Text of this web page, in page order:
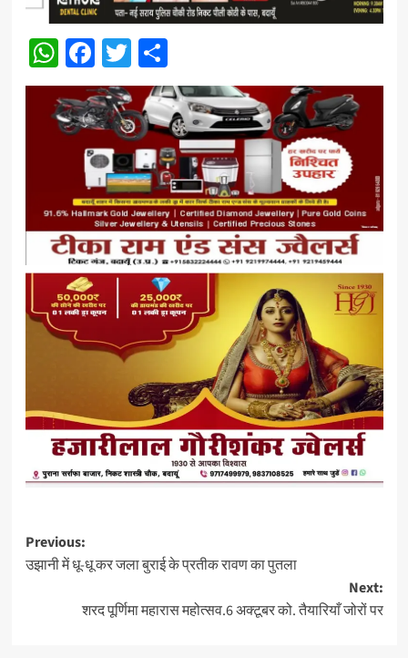
WhatsApp
Facebook
Twitter
Share
Post
navigation
Previous:
उझानी में धू-धू कर जला बुराई के प्रतीक रावण का पुतला
Next:
शरद पूर्णिमा महारास महोत्सव.6 अक्टूबर को. तैयारियाँ जोरों पर